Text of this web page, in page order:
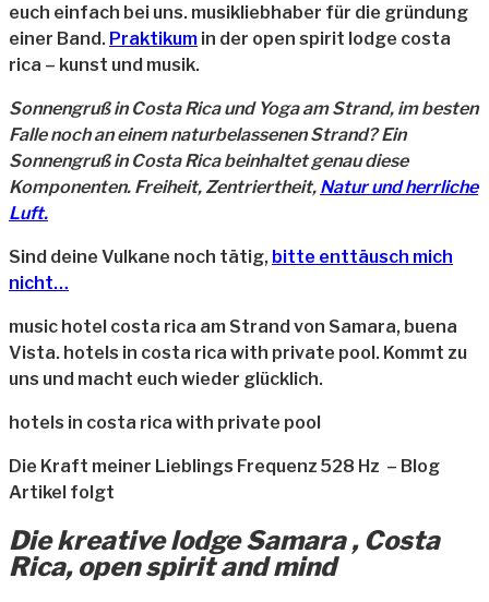
euch einfach bei uns. musikliebhaber für die gründung
einer Band. Praktikum in der open spirit lodge costa
rica – kunst und musik.
Sonnengruß in Costa Rica und Yoga am Strand, im besten
Falle noch an einem naturbelassenen Strand? Ein
Sonnengruß in Costa Rica beinhaltet genau diese
Komponenten. Freiheit, Zentriertheit, Natur und herrliche
Luft.
Sind deine Vulkane noch tätig, bitte enttäusch mich
nicht…
music hotel costa rica am Strand von Samara, buena
Vista. hotels in costa rica with private pool. Kommt zu
uns und macht euch wieder glücklich.
hotels in costa rica with private pool
Die Kraft meiner Lieblings Frequenz 528 Hz – Blog
Artikel folgt
Die kreative lodge Samara , Costa
Rica, open spirit and mind